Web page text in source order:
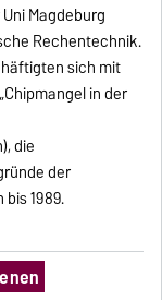
Magdeburg
Rechentechnik.
sich mit
in der
die
der
1989.